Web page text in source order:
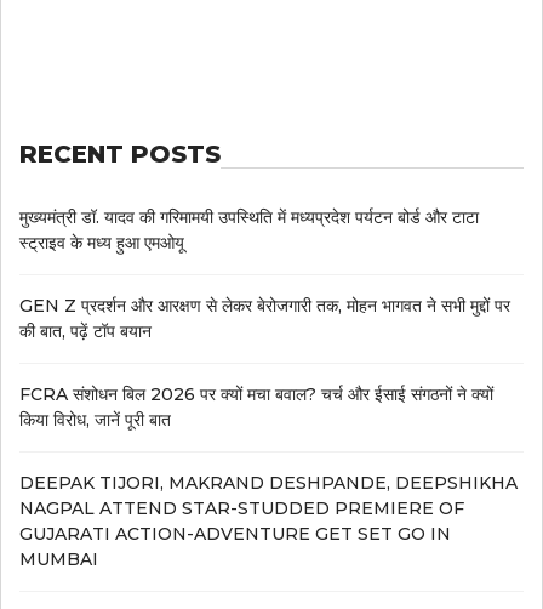
RECENT POSTS
मुख्यमंत्री डॉ. यादव की गरिमामयी उपस्थिति में मध्यप्रदेश पर्यटन बोर्ड और टाटा
स्ट्राइव के मध्य हुआ एमओयू
GEN Z प्रदर्शन और आरक्षण से लेकर बेरोजगारी तक, मोहन भागवत ने सभी मुद्दों पर
की बात, पढ़ें टॉप बयान
FCRA संशोधन बिल 2026 पर क्यों मचा बवाल? चर्च और ईसाई संगठनों ने क्यों
किया विरोध, जानें पूरी बात
DEEPAK TIJORI, MAKRAND DESHPANDE, DEEPSHIKHA
NAGPAL ATTEND STAR-STUDDED PREMIERE OF
GUJARATI ACTION-ADVENTURE GET SET GO IN
MUMBAI